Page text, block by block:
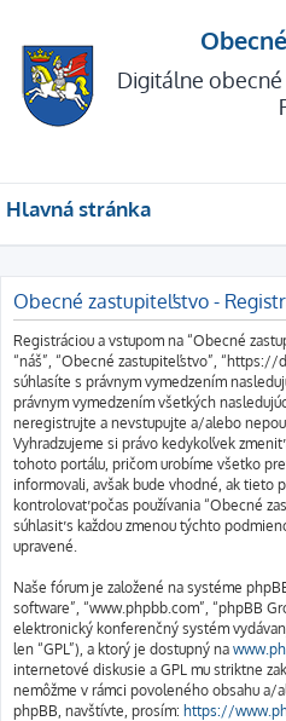
Digitálne
Hlavná stránka
Obecné zastupiteľstvo -
Registráciou a vstupom na “Obecné
“náš”, “Obecné zastupiteľstvo”,
súhlasíte s právnym vymedzením
právnym vymedzením všetkých
neregistrujte a nevstupujte a/alebo
Vyhradzujeme si právo kedykoľvek
tohoto portálu, pričom urobíme všetko
informovali, avšak bude vhodné, ak tieto
kontrolovať počas používania “Obecné
súhlasiť s každou zmenou týchto
upravené.
Naše fórum je založené na systéme
software”, “www.phpbb.com”, “phpBB
elektronický konferenčný systém
len “GPL”), a ktorý je dostupný na
internetové diskusie a GPL mu striktne
nemôžme v rámci povoleného obsahu a/
phpBB, navštívte, prosím: https://